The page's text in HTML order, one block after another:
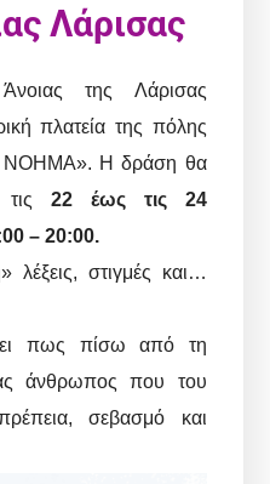
Λάρισας
της Λάρισας
πλατεία της πόλης
Η δράση θα
τις 22 έως τις 24
– 20:00.
λέξεις, στιγμές και…
πως πίσω από τη
άνθρωπος που του
σεβασμό και